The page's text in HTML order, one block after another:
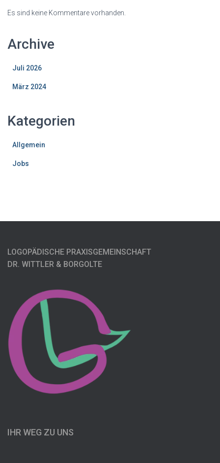
Es sind keine Kommentare vorhanden.
Archive
Juli 2026
März 2024
Kategorien
Allgemein
Jobs
LOGOPÄDISCHE PRAXISGEMEINSCHAFT
DR. WITTLER & BORGOLTE
IHR WEG ZU UNS